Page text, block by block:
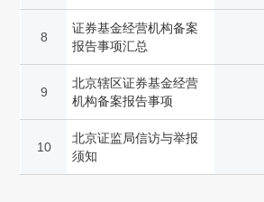
8
证券基金经营机构备案
报告事项汇总
9
北京辖区证券基金经营
机构备案报告事项
10
北京证监局信访与举报
须知